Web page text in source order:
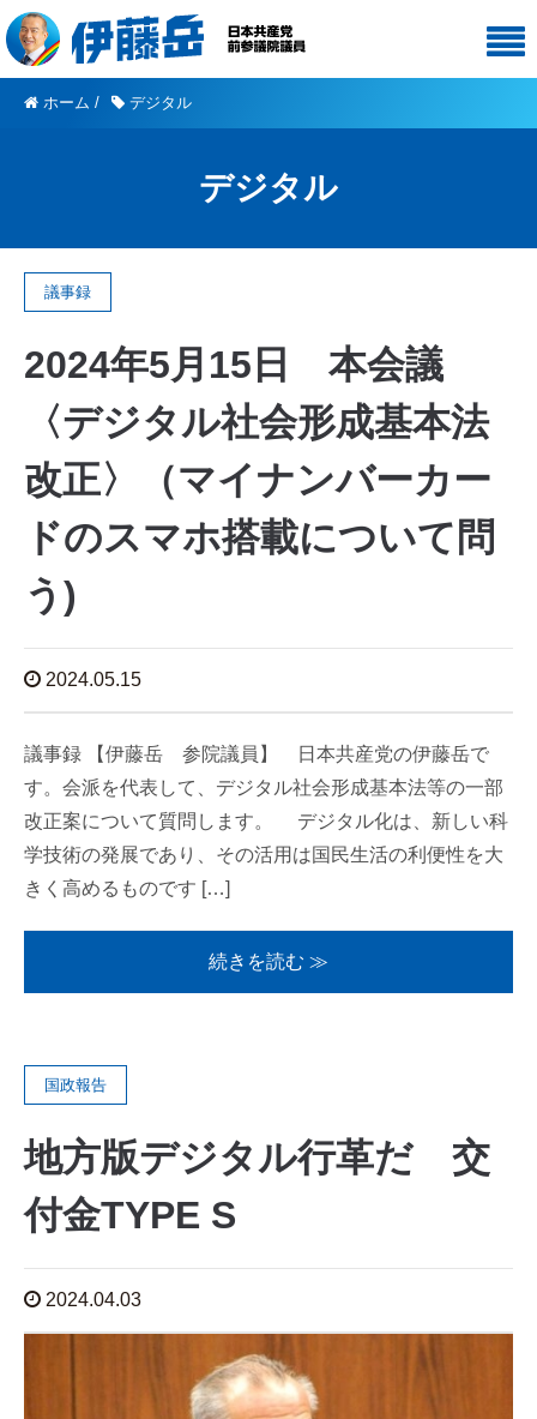
ホーム / デジタル
デジタル
議事録
2024年5月15日 本会議
〈デジタル社会形成基本法
改正〉（マイナンバーカー
ドのスマホ搭載について問
う)
2024.05.15
議事録 【伊藤岳 参院議員】 日本共産党の伊藤岳で
す。会派を代表して、デジタル社会形成基本法等の一部
改正案について質問します。 デジタル化は、新しい科
学技術の発展であり、その活用は国民生活の利便性を大
きく高めるものです […]
続きを読む ≫
国政報告
地方版デジタル行革だ 交
付金TYPE S
2024.04.03